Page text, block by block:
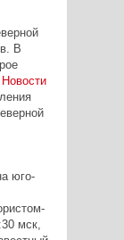
В
юго-
мск,